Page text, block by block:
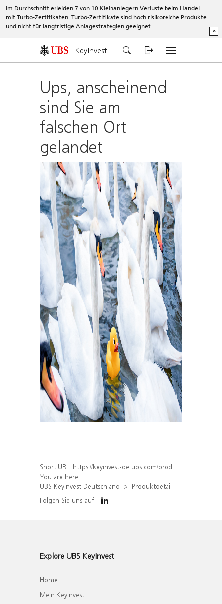
Im Durchschnitt erleiden 7 von 10 Kleinanlegern Verluste beim Handel
mit Turbo-Zertifikaten. Turbo-Zertifikate sind hoch risikoreiche Produkte
und nicht für langfristige Anlagestrategien geeignet.
^
KeyInvest
Ups, anscheinend
sind Sie am
falschen Ort
gelandet
Short URL: https://keyinvest-de.ubs.com/produkt/detail/index/isin/DE000WA7XFL4
You are here:
UBS KeyInvest Deutschland
Produktdetail
Folgen Sie uns auf
Explore UBS KeyInvest
Home
Mein KeyInvest